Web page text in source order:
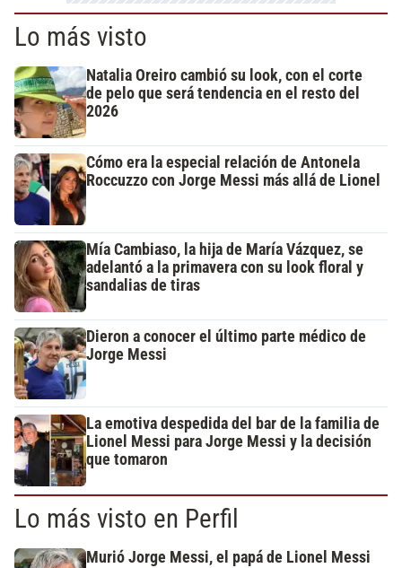
Lo más visto
Natalia Oreiro cambió su look, con el corte
de pelo que será tendencia en el resto del
2026
Cómo era la especial relación de Antonela
Roccuzzo con Jorge Messi más allá de Lionel
Mía Cambiaso, la hija de María Vázquez, se
adelantó a la primavera con su look floral y
sandalias de tiras
Dieron a conocer el último parte médico de
Jorge Messi
La emotiva despedida del bar de la familia de
Lionel Messi para Jorge Messi y la decisión
que tomaron
Lo más visto en Perfil
Murió Jorge Messi, el papá de Lionel Messi